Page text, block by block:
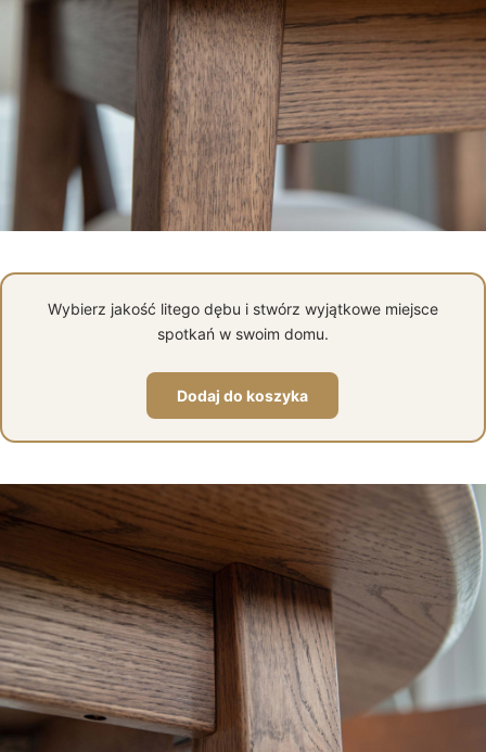
Wybierz jakość litego dębu i stwórz wyjątkowe miejsce
spotkań w swoim domu.
Dodaj do koszyka